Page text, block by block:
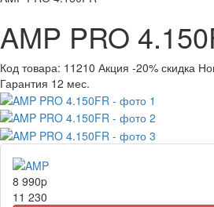
AMP PRO
Код товара: 11210 Акция -20% скидка
Гарантия 12 мес.
8 990p
11 230